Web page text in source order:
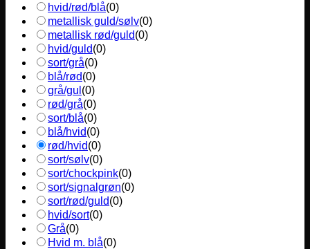
hvid/rød/blå(0)
metallisk guld/sølv(0)
metallisk rød/guld(0)
hvid/guld(0)
sort/grå(0)
blå/rød(0)
grå/gul (0)
rød/grå(0)
sort/blå(0)
blå/hvid(0)
rød/hvid(0)
sort/sølv(0)
sort/chockpink(0)
sort/signalgrøn(0)
sort/rød/guld(0)
hvid/sort(0)
Grå(0)
Hvid m. blå(0)